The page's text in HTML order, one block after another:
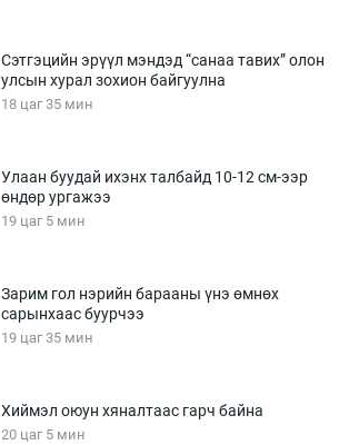
Сэтгэцийн эрүүл мэндэд “санаа тавих” олон
улсын хурал зохион байгуулна
18 цаг 35 мин
Улаан буудай ихэнх талбайд 10-12 см-ээр
өндөр ургажээ
19 цаг 5 мин
Зарим гол нэрийн барааны үнэ өмнөх
сарынхаас буурчээ
19 цаг 35 мин
Хиймэл оюун хяналтаас гарч байна
20 цаг 5 мин